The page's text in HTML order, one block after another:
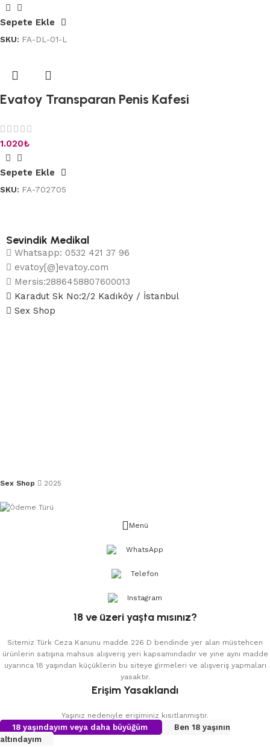
Sepete Ekle
SKU: FA-DL-01-L
Evatoy Transparan Penis Kafesi
1.020₺
Sepete Ekle
SKU: FA-702705
Sevindik Medikal
Whatsapp: 0532 421 37 96
evatoy[@]evatoy.com
Mersis:2886458807600013
Karadut Sk No:2/2 Kadıköy / İstanbul
Sex Shop
Sex Shop 2025
Menü
WhatsApp
Telefon
Instagram
18 ve üzeri yaşta mısınız?
Sitemiz Türk Ceza Kanunu madde 226 D bendinde yer alan müstehcen
ürünlerin satışına mahsus alışveriş yeri kapsamındadır ve yine aynı madde
uyarınca 18 yaşından küçüklerin bu siteye girmeleri ve alışveriş yapmaları
yasaktır.
Erişim Yasaklandı
Yaşınız nedeniyle erişiminiz kısıtlanmıştır.
18 yaşındayım veya daha büyüğüm
Ben 18 yaşının
altındayım